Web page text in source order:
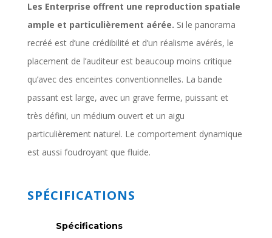
Les Enterprise offrent une reproduction spatiale
ample et particulièrement aérée. Si le panorama
recréé est d’une crédibilité et d’un réalisme avérés, le
placement de l’auditeur est beaucoup moins critique
qu’avec des enceintes conventionnelles. La bande
passant est large, avec un grave ferme, puissant et
très défini, un médium ouvert et un aigu
particulièrement naturel. Le comportement dynamique
est aussi foudroyant que fluide.
SPÉCIFICATIONS
Spécifications